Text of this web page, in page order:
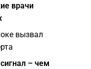
врачи
вызвал
– чем